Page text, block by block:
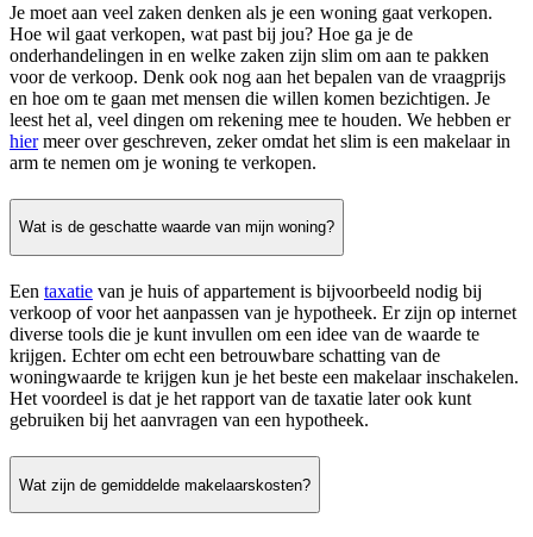
Je moet aan veel zaken denken als je een woning gaat verkopen.
Hoe wil gaat verkopen, wat past bij jou? Hoe ga je de
onderhandelingen in en welke zaken zijn slim om aan te pakken
voor de verkoop. Denk ook nog aan het bepalen van de vraagprijs
en hoe om te gaan met mensen die willen komen bezichtigen. Je
leest het al, veel dingen om rekening mee te houden. We hebben er
hiermeer over geschreven, zeker omdat het slim is een makelaar in
arm te nemen om je woning te verkopen.
Wat is de geschatte waarde van mijn woning?
Een taxatie van je huis of appartement is bijvoorbeeld nodig bij
verkoop of voor het aanpassen van je hypotheek. Er zijn op internet
diverse tools die je kunt invullen om een idee van de waarde te
krijgen. Echter om echt een betrouwbare schatting van de
woningwaarde te krijgen kun je het beste een makelaar inschakelen.
Het voordeel is dat je het rapport van de taxatie later ook kunt
gebruiken bij het aanvragen van een hypotheek.
Wat zijn de gemiddelde makelaarskosten?